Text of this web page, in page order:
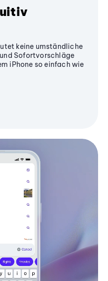
keine umständliche
Sofortvorschläge
iPhone so einfach wie